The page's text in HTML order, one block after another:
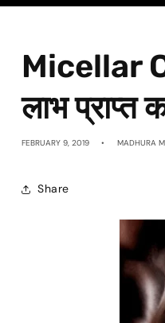
Micellar
लाभ प्राप्त
FEBRUARY 9, 2019 MADHURA
Share